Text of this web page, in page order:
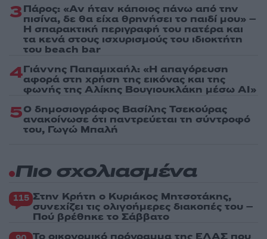
3Πάρος: «Αν ήταν κάποιος πάνω από την
πισίνα, δε θα είχα θρηνήσει το παιδί μου» –
Η σπαρακτική περιγραφή του πατέρα και
τα κενά στους ισχυρισμούς του ιδιοκτήτη
του beach bar
4Γιάννης Παπαμιχαήλ: «Η απαγόρευση
αφορά στη χρήση της εικόνας και της
φωνής της Αλίκης Βουγιουκλάκη μέσω AI»
5Ο δημοσιογράφος Βασίλης Τσεκούρας
ανακοίνωσε ότι παντρεύεται τη σύντροφό
του, Γωγώ Μπαλή
Πιο σχολιασμένα
115 Στην Κρήτη ο Κυριάκος Μητσοτάκης,
συνεχίζει τις ολιγοήμερες διακοπές του –
Πού βρέθηκε το Σάββατο